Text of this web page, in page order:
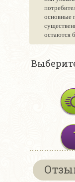
основные
остаются